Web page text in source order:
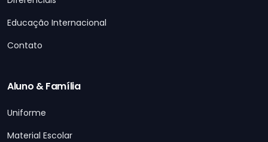
Educação Internacional
Contato
Aluno & Família
Uniforme
Material Escolar